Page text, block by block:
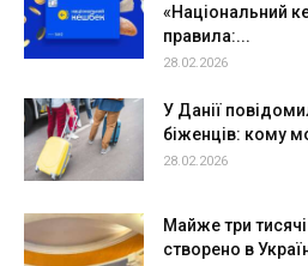
«Національний
правила:...
28.02.2026
У Данії
біженців: кому
28.02.2026
Майже три
створено в